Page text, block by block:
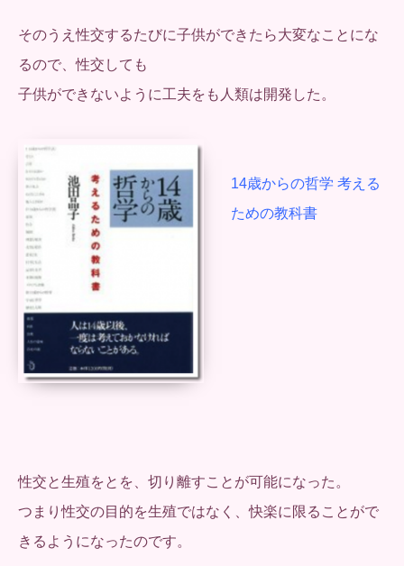
そのうえ性交するたびに子供ができたら大変なことにな
るので、性交しても
子供ができないように工夫をも人類は開発した。
14歳からの哲学 考える
ための教科書
性交と生殖をとを、切り離すことが可能になった。
つまり性交の目的を生殖ではなく、快楽に限ることがで
きるようになったのです。